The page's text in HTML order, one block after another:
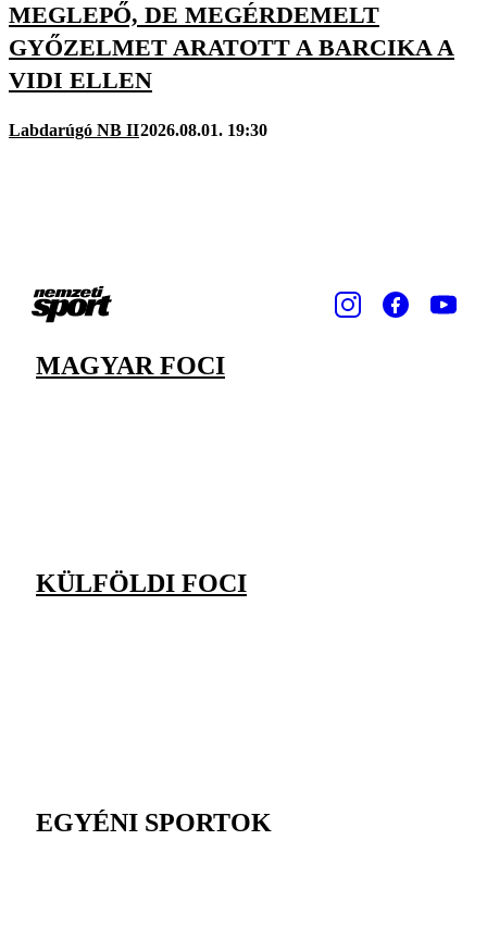
MEGLEPŐ, DE MEGÉRDEMELT
GYŐZELMET ARATOTT A BARCIKA A
VIDI ELLEN
Labdarúgó NB II2026.08.01. 19:30
MAGYAR FOCI
KÜLFÖLDI FOCI
EGYÉNI SPORTOK